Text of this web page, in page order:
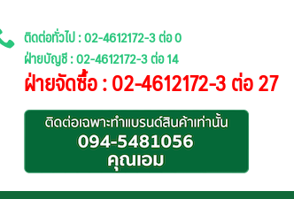
ติดต่อทั่วไป : 02-4612172-3 ต่อ 0
ฝ่ายบัญชี : 02-4612172-3 ต่อ 14
ฝ่ายจัดซื้อ : 02-4612172-3 ต่อ 27